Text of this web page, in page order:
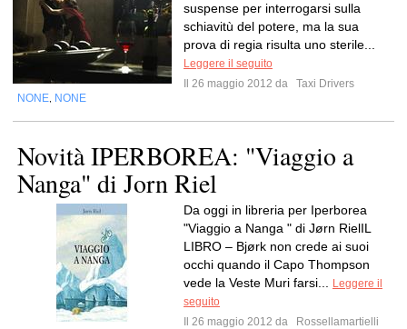
suspense per interrogarsi sulla
schiavitù del potere, ma la sua
prova di regia risulta uno sterile...
Leggere il seguito
Il 26 maggio 2012 da
Taxi Drivers
NONE NONE
Novità IPERBOREA: "Viaggio a
Nanga" di Jorn Riel
Da oggi in libreria per Iperborea
"Viaggio a Nanga " di Jørn RielIL
LIBRO – Bjørk non crede ai suoi
occhi quando il Capo Thompson
vede la Veste Muri farsi...
Leggere il
seguito
Il 26 maggio 2012 da
Rossellamartielli